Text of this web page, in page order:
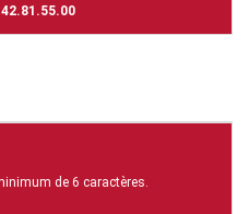
de 6 caractères.